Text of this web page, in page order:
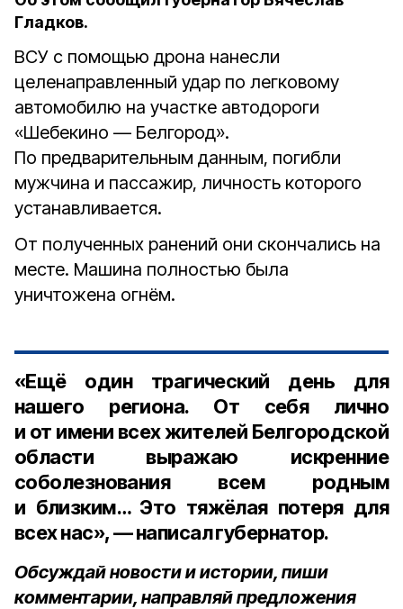
Гладков.
ВСУ с помощью дрона нанесли
целенаправленный удар по легковому
автомобилю на участке автодороги
«Шебекино — Белгород».
По предварительным данным, погибли
мужчина и пассажир, личность которого
устанавливается.
От полученных ранений они скончались на
месте. Машина полностью была
уничтожена огнём.
«Ещё один трагический день для
нашего региона. От себя лично
и от имени всех жителей Белгородской
области выражаю искренние
соболезнования всем родным
и близким… Это тяжёлая потеря для
всех нас», — написал губернатор.
Обсуждай новости и истории, пиши
комментарии, направляй предложения